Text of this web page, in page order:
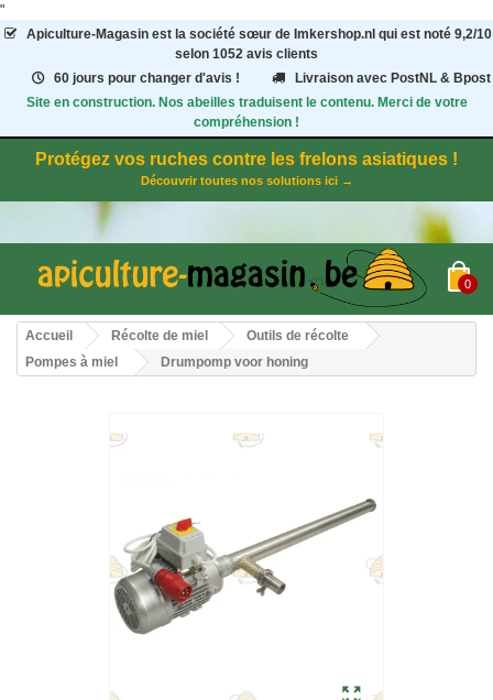
"
Apiculture-Magasinest la société sœur de Imkershop.nl qui est noté 9,2/10
selon 1052 avis clients
60 jours pour changer d'avis !
Livraison avec PostNL & Bpost
Site en construction. Nos abeilles traduisent le contenu. Merci de votre
compréhension !
Protégez vos ruches contre les frelons asiatiques !
Découvrir toutes nos solutions ici →
0
Accueil Récolte de miel
Outils de récolte
Pompes à miel
Drumpomp voor honing